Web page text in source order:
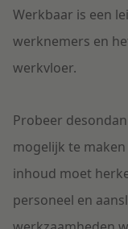
Werkbaar is een
werknemers en
werkvloer.
Probeer
mogelijk te
inhoud moet
personeel en